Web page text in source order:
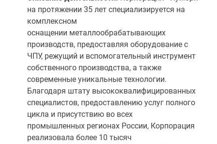
на протяжении 35 лет специализируется на
комплексном
оснащении металлообрабатывающих
производств, предоставляя оборудование с
ЧПУ, режущий и вспомогательный инструмент
собственного производства, а также
современные уникальные технологии.
Благодаря штату высококвалифицированных
специалистов, предоставлению услуг полного
цикла и присутствию во всех
промышленных регионах России, Корпорация
реализовала более 10 тысяч